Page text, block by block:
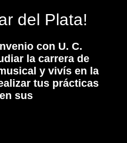
del Plata!
con U. C.
la carrera de
y vivís en la
tus prácticas
sus